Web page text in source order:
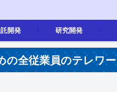
開発
理
研究開発
製品開発
画像処理
その他 新
全従業員のテレワ